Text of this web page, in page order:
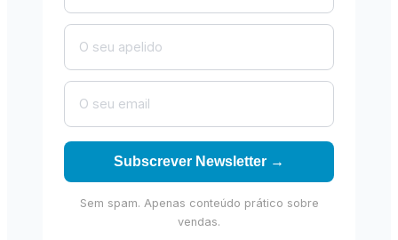
Subscrever Newsletter →
Sem spam. Apenas conteúdo prático sobre
vendas.